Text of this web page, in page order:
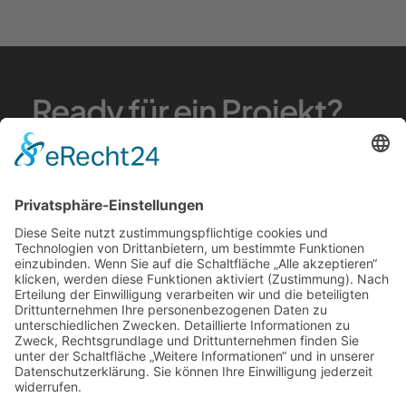
Ready für ein Projekt?
Du möchtest gerne ein Projekt starten, ein
erstmal kostenlos beraten lassen?
Get in Touch